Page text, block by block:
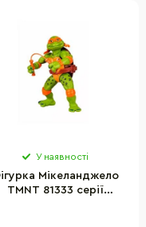
У наявності
Мікеланджело
TMNT 81333 серії